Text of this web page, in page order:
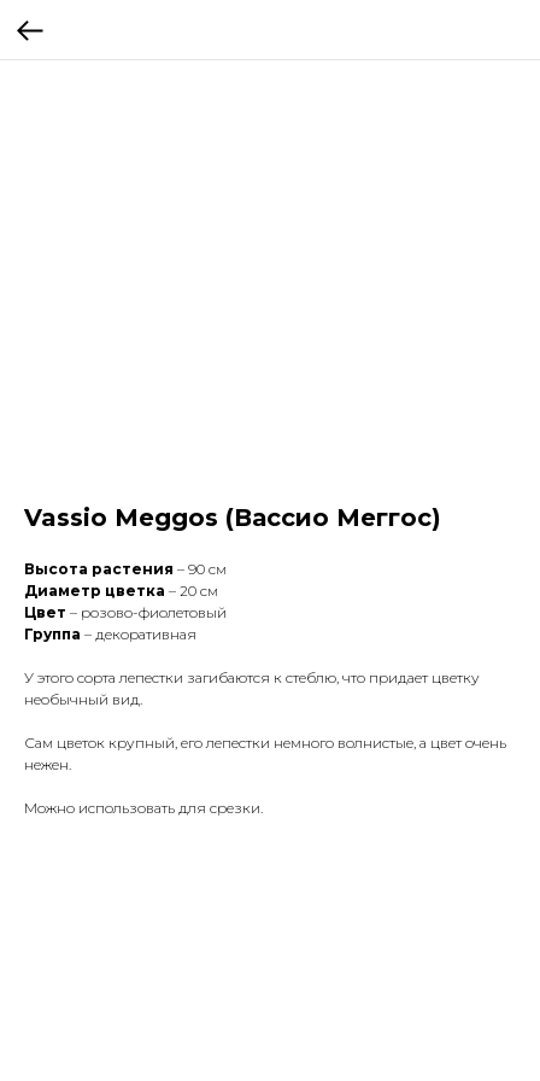
Vassio Meggos (Вассио Меггос)
Высота растения – 90 см
Диаметр цветка – 20 см
Цвет – розово-фиолетовый
Группа – декоративная
У этого сорта лепестки загибаются к стеблю, что придает цветку
необычный вид.
Сам цветок крупный, его лепестки немного волнистые, а цвет очень
нежен.
Можно использовать для срезки.